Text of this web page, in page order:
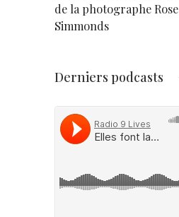
de la photographe Rose
Simmonds
Derniers podcasts